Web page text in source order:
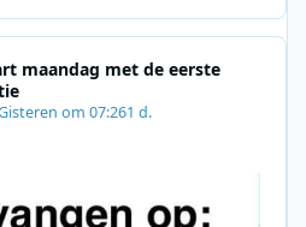
maandag met de eerste
om 07:261 d.